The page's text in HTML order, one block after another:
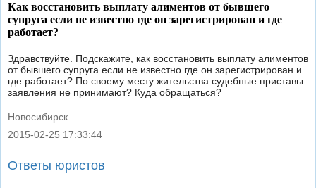
Как восстановить выплату алиментов от бывшего
супруга если не известно где он зарегистрирован и где
работает?
Здравствуйте. Подскажите, как восстановить выплату алиментов
от бывшего супруга если не известно где он зарегистрирован и
где работает? По своему месту жительства судебные приставы
заявления не принимают? Куда обращаться?
Новосибирск
|
2015-02-25 17:33:44
Ответы юристов